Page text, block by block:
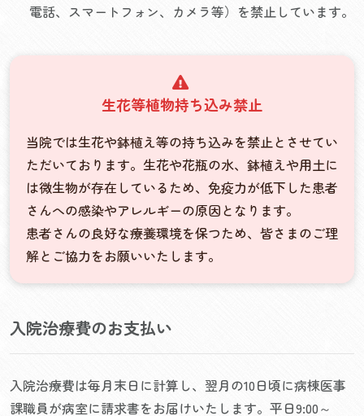
電話、スマートフォン、カメラ等）を禁止しています。
生花等植物持ち込み禁止
当院では生花や鉢植え等の持ち込みを禁止とさせてい
ただいております。生花や花瓶の水、鉢植えや用土に
は微生物が存在しているため、免疫力が低下した患者
さんへの感染やアレルギーの原因となります。
患者さんの良好な療養環境を保つため、皆さまのご理
解とご協力をお願いいたします。
入院治療費のお支払い
入院治療費は毎月末日に計算し、翌月の10日頃に病棟医事
課職員が病室に請求書をお届けいたします。平日9:00～